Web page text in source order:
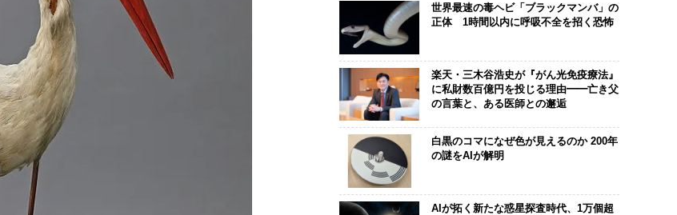
世界最速の毒ヘビ「ブラックマンバ」の
正体 1時間以内に呼吸不全を招く恐怖
楽天・三木谷浩史が『がん光免疫療法』
に私財数百億円を投じる理由━━亡き父
の言葉と、ある医師との邂逅
白黒のコマになぜ色が見えるのか 200年
の謎をAIが解明
AIが拓く新たな惑星探査時代、1万個超